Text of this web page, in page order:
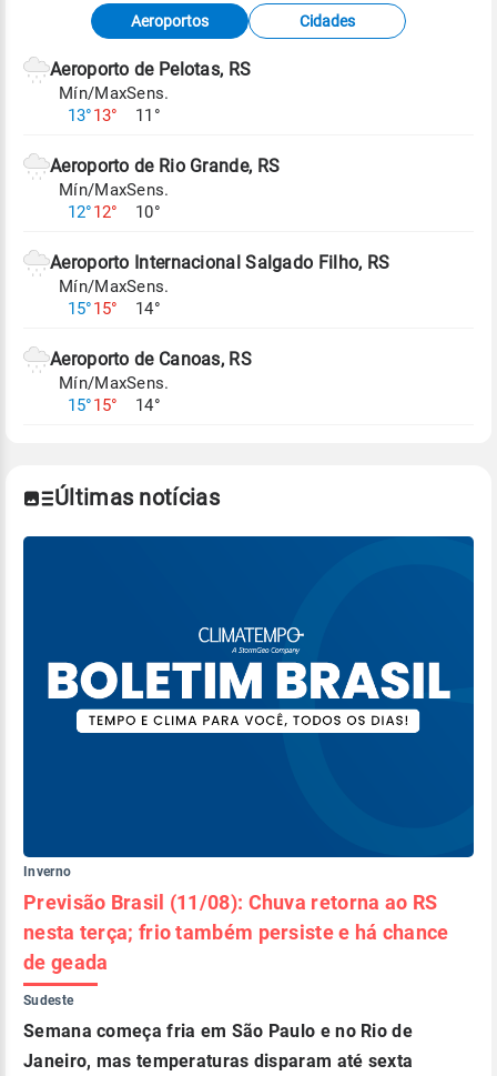
Fonte: dados combinados de estações
meteorológicas e satélite do Centro de Previsão
de Tempo e Estudos Climáticos (CPTEC).
Para obter mais informações sobre os dados
Aeroportos Cidades
Aeroporto de Pelotas, RS
Mín/Max
13°13°
Sens.
11°
Aeroporto de Rio Grande, RS
Mín/Max
12°12°
Sens.
10°
Aeroporto Internacional Salgado Filho, RS
Mín/Max
15°15°
Sens.
14°
Aeroporto de Canoas, RS
Mín/Max
15°15°
Sens.
14°
Últimas notícias
Inverno
Previsão Brasil (11/08): Chuva retorna ao RS
nesta terça; frio também persiste e há chance
de geada
Sudeste
Semana começa fria em São Paulo e no Rio de
Janeiro, mas temperaturas disparam até sexta